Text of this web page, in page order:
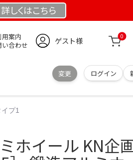
詳しくはこちら
用案内
い合わせ
ゲスト様 0
変更 ログイン
プ1
ホイール KN企